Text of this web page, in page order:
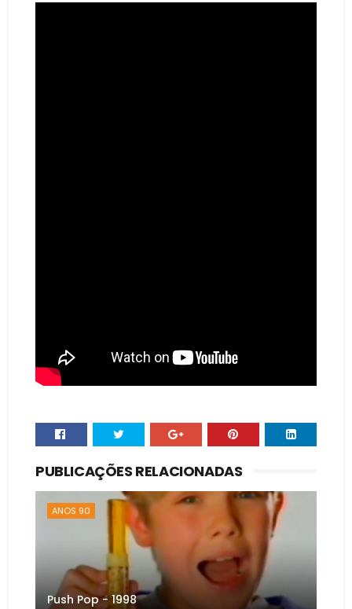
PUBLICAÇÕES RELACIONADAS
ANOS 90
Push Pop - 1998